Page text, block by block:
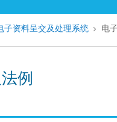
子资料呈交及处理系统 电
例